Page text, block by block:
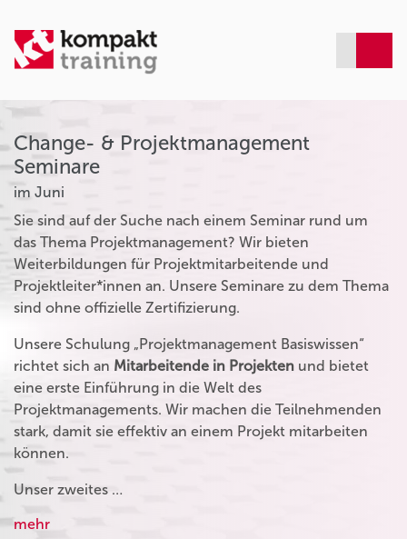
Change- & Projektmanagement
Seminare
im Juni
Sie sind auf der Suche nach einem Seminar rund um
das Thema Projektmanagement? Wir bieten
Weiterbildungen für Projektmitarbeitende und
Projektleiter*innen an. Unsere Seminare zu dem Thema
sind ohne offizielle Zertifizierung.
Unsere Schulung „Projektmanagement Basiswissen“
richtet sich an Mitarbeitende in Projekten und bietet
eine erste Einführung in die Welt des
Projektmanagements. Wir machen die Teilnehmenden
stark, damit sie effektiv an einem Projekt mitarbeiten
können.
Unser zweites …
mehr